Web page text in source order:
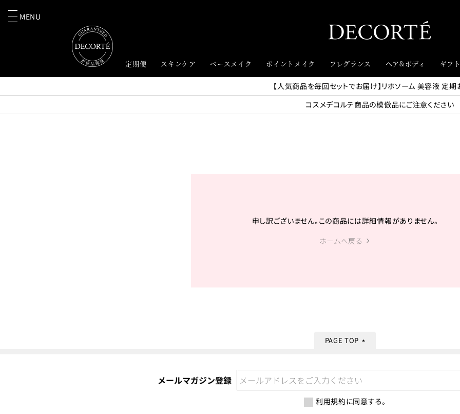
MENU
定期便 スキンケア ベースメイク ポイントメイク フレグランス ヘア&ボディ ギフ
【人気商品を毎回セットでお届け】リポソーム 美容液 定
コスメデコルテ商品の模倣品にご注意ください
申し訳ございません。この商品には詳細情報がありません。
ホームへ戻る
PAGE TOP
メールマガジン登録
利用規約に同意する。